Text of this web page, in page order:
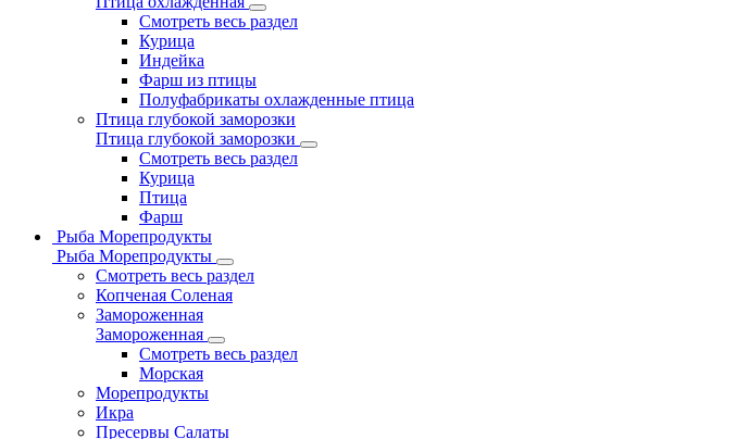
Смотреть весь раздел
Курица
Индейка
Фарш из птицы
Полуфабрикаты охлажденные птица
Птица глубокой заморозки
Птица глубокой заморозки
Смотреть весь раздел
Курица
Птица
Фарш
Рыба Морепродукты
Рыба Морепродукты
Смотреть весь раздел
Копченая Соленая
Замороженная
Замороженная
Смотреть весь раздел
Морская
Морепродукты
Икра
Пресервы Салаты